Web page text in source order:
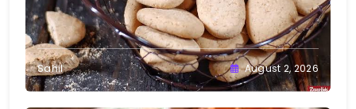
Nusantara
Sahil August 2, 2026